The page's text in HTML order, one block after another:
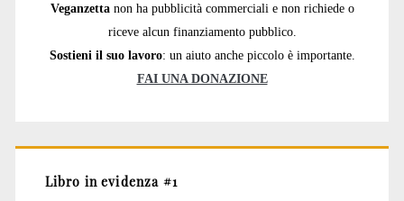
Veganzetta non ha pubblicità commerciali e non richiede o
riceve alcun finanziamento pubblico.
Sostieni il suo lavoro: un aiuto anche piccolo è importante.
FAI UNA DONAZIONE
Libro in evidenza #1